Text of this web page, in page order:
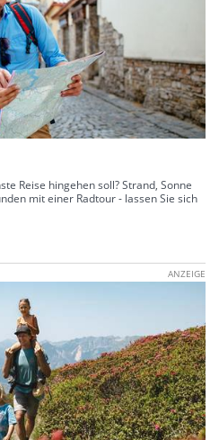
Reise hingehen soll? Strand, Sonne
mit einer Radtour - lassen Sie sich
ANZEIGE